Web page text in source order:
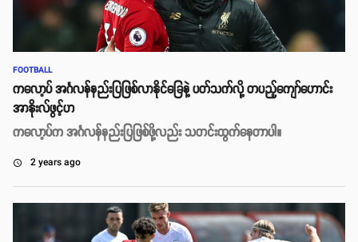
FOOTBALL
ကလော့ပ် အင်္ဂလန်နည်းပြဖြစ်လာနိုင်ခြေနဲ့ ပတ်သက်လို့ တပည့်ကျော်ဟောင်း
အာနိုးလ်ဖွင့်ဟ
ကလော့ပ်က အင်္ဂလန်နည်းပြဖြစ်ဖို့လည်း သတင်းထွက်နေတာပါ။
access_time 2 years ago